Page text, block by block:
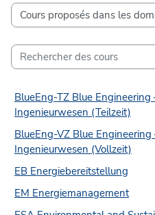
Catégories de cours
Rechercher des cours
BlueEng-TZ Blue
Ingenieurwesen (Teilzeit)
BlueEng-VZ Blue
Ingenieurwesen (Vollzeit)
EB Energiebereitstellung
EM Energiemanagement